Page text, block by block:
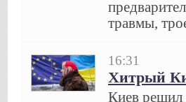
травмы,
16:31
Хитрый
Киев решил